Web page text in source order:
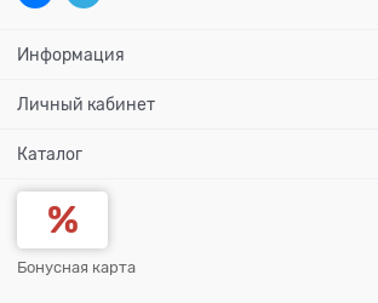
Информация
Личный кабинет
Каталог
Бонусная карта